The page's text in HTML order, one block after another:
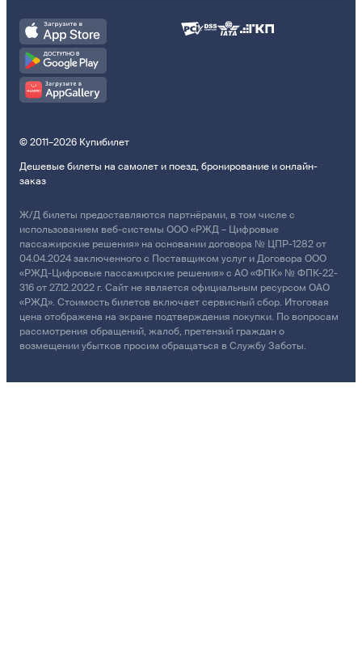
© 2011–2026 Купибилет
Дешевые билеты на самолет и поезд, бронирование и онлайн-
заказ
Ж/Д билеты предоставляются партнёрами, в том числе с
использованием веб-системы ООО «РЖД – Цифровые
пассажирские решения» на основании договора № ЦПР-1282 от
04.04.2024 заключенного с Поставщиком услуг и Договора ООО
«РЖД-Цифровые пассажирские решения» с АО «ФПК» № ФПК-22-
316 от 27.12.2022 г. Сайт не является официальным ресурсом ОАО
«РЖД». Стоимость билетов включает сервисный сбор. Итоговая
цена отображена на экране подтверждения покупки. По вопросам
рассмотрения обращений, жалоб, претензий граждан о
возмещении убытков просим обращаться в Службу Заботы.